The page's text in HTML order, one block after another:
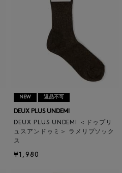
NEW 返品不可
DEUX PLUS UNDEMI
DEUX PLUS UNDEMI ＜ドゥプリ
ュスアンドゥミ＞ ラメリブソック
ス
¥1,980